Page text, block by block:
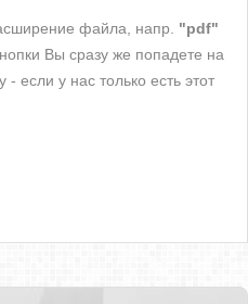
файла, напр. "pdf"
Вы сразу же попадете на
если у нас только есть этот